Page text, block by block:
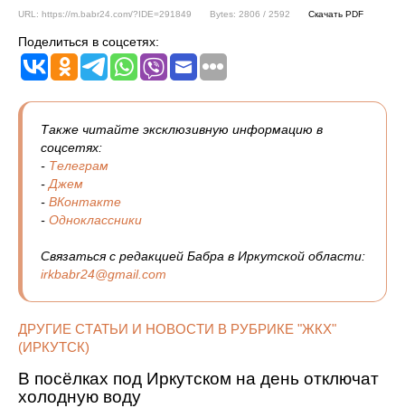
URL: https://m.babr24.com/?IDE=291849 Bytes: 2806 / 2592 Скачать PDF
Поделиться в соцсетях:
Также читайте эксклюзивную информацию в
соцсетях:
- Телеграм
-Джем
- ВКонтакте
- Одноклассники
Связаться с редакцией Бабра в Иркутской области:
irkbabr24@gmail.com
ДРУГИЕ СТАТЬИ И НОВОСТИ В РУБРИКЕ "ЖКХ"
(ИРКУТСК)
В посёлках под Иркутском на день отключат
холодную воду